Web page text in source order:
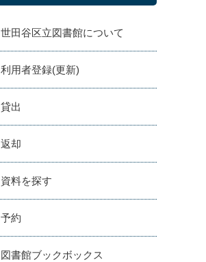
世田谷区立図書館について
利用者登録(更新)
貸出
返却
資料を探す
予約
図書館ブックボックス